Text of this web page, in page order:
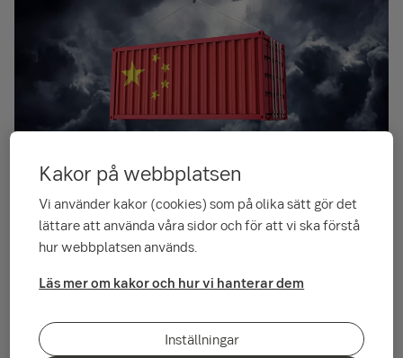
SEB:s China Financial Index, som mäter
affärsutsikterna bland nordeuropeiska
företags dotterbolag i Kina, sjönk till 52,0 i
Undersökningen visar att respondenterna
anser att affärsklimatet blir alltmer
utmanande.
Kakor på webbplatsen
Vi använder kakor (cookies) som på olika sätt gör det
lättare att använda våra sidor och för att vi ska förstå
hur webbplatsen används.
Läs mer om kakor och hur vi hanterar dem
Inställningar